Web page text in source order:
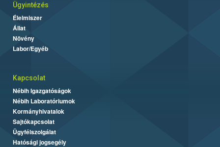
Ügyintézés
Élelmiszer
Állat
Növény
Labor/Egyéb
Kapcsolat
Nébih Igazgatóságok
Nébih Laboratóriumok
Kormányhivatalok
Sajtókapcsolat
Ügyfélszolgálat
Hatósági jogsegély